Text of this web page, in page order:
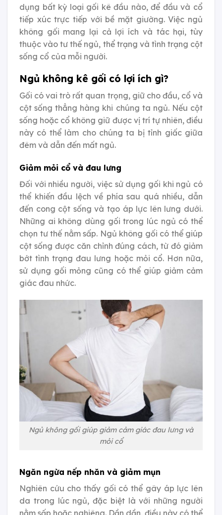
dụng bất kỳ loại gối kê đầu nào, để đầu và cổ
tiếp xúc trực tiếp với bề mặt giường. Việc ngủ
không gối mang lại cả lợi ích và tác hại, tùy
thuộc vào tư thế ngủ, thể trạng và tình trạng cột
sống cổ của mỗi người.
Ngủ không kê gối có lợi ích gì?
Gối có vai trò rất quan trọng, giữ cho đầu, cổ và
cột sống thẳng hàng khi chúng ta ngủ. Nếu cột
sống hoặc cổ không giữ được vị trí tự nhiên, điều
này có thể làm cho chúng ta bị tỉnh giấc giữa
đêm và dẫn đến mất ngủ.
Giảm mỏi cổ và đau lưng
Đối với nhiều người, việc sử dụng gối khi ngủ có
thể khiến đầu lệch về phía sau quá nhiều, dẫn
đến cong cột sống và tạo áp lực lên lưng dưới.
Những ai không dùng gối trong lúc ngủ có thể
chọn tư thế nằm sấp. Ngủ không gối có thể giúp
cột sống được căn chỉnh đúng cách, từ đó giảm
bớt tình trạng đau lưng hoặc mỏi cổ. Hơn nữa,
sử dụng gối mỏng cũng có thể giúp giảm cảm
giác đau nhức.
Ngủ không gối giúp giảm cảm giác đau lưng và
mỏi cổ
Ngăn ngừa nếp nhăn và giảm mụn
Nghiên cứu cho thấy gối có thể gây áp lực lên
da trong lúc ngủ, đặc biệt là với những người
nằm sấp hoặc nghiêng. Dần dần, điều này có thể